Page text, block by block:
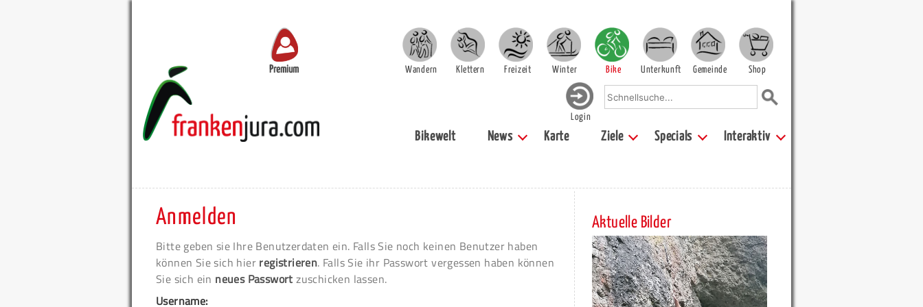
Premium Wandern Klettern Freizeit Winter Bike Unterkunft Gemeinde Shop
Login
Bikewelt News Karte Ziele Specials Interaktiv
Anmelden
Bitte geben sie Ihre Benutzerdaten ein. Falls Sie noch keinen Benutzer haben
können Sie sich hier registrieren. Falls Sie ihr Passwort vergessen haben können
Sie sich ein neues Passwort zuschicken lassen.
Username:
Aktuelle Bilder